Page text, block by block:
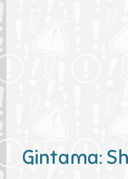
Gintama: